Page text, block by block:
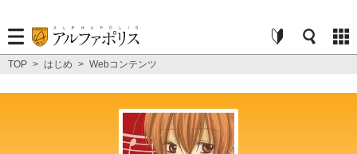
TOP > はじめ > Webコンテンツ